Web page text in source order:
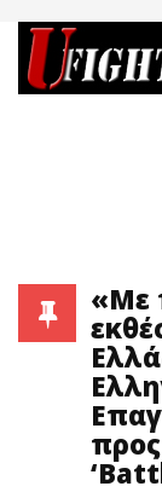
«Με